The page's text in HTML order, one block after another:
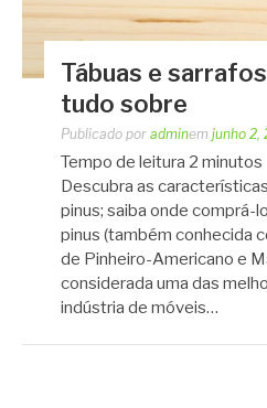
Tábuas e
tudo sobre
Publicado por adminem junho 2,
Tempo de leitura 2 minutos
Descubra as
pinus; saiba onde comprá-
pinus (também conhecida
de Pinheiro-Americano e
considerada uma das
indústria de móveis…